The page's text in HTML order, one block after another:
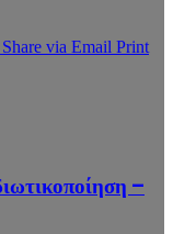
Share via Email Print
–